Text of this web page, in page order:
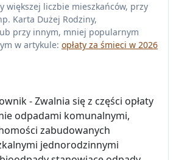
większej liczbie mieszkańców, przy
Karta Dużej Rodziny,
przy innym, mniej popularnym
w artykule: opłaty za śmieci w 2026
- Zwalnia się z części opłaty
odpadami komunalnymi,
zabudowanych
jednorodzinnymi